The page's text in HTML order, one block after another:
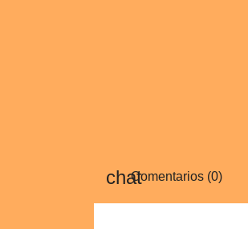
Comentarios (0)